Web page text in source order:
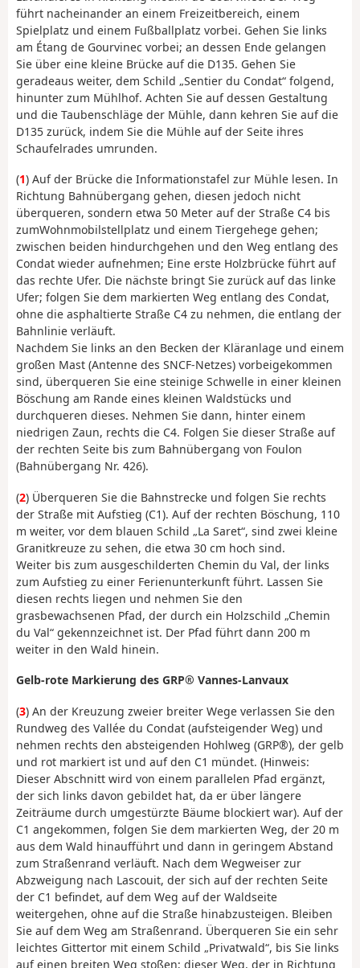
führt nacheinander an einem Freizeitbereich, einem
Spielplatz und einem Fußballplatz vorbei. Gehen Sie links
am Étang de Gourvinec vorbei; an dessen Ende gelangen
Sie über eine kleine Brücke auf die D135. Gehen Sie
geradeaus weiter, dem Schild „Sentier du Condat“ folgend,
hinunter zum Mühlhof. Achten Sie auf dessen Gestaltung
und die Taubenschläge der Mühle, dann kehren Sie auf die
D135 zurück, indem Sie die Mühle auf der Seite ihres
Schaufelrades umrunden.
(1) Auf der Brücke die Informationstafel zur Mühle lesen. In
Richtung Bahnübergang gehen, diesen jedoch nicht
überqueren, sondern etwa 50 Meter auf der Straße C4 bis
zumWohnmobilstellplatz und einem Tiergehege gehen;
zwischen beiden hindurchgehen und den Weg entlang des
Condat wieder aufnehmen; Eine erste Holzbrücke führt auf
das rechte Ufer. Die nächste bringt Sie zurück auf das linke
Ufer; folgen Sie dem markierten Weg entlang des Condat,
ohne die asphaltierte Straße C4 zu nehmen, die entlang der
Bahnlinie verläuft.
Nachdem Sie links an den Becken der Kläranlage und einem
großen Mast (Antenne des SNCF-Netzes) vorbeigekommen
sind, überqueren Sie eine steinige Schwelle in einer kleinen
Böschung am Rande eines kleinen Waldstücks und
durchqueren dieses. Nehmen Sie dann, hinter einem
niedrigen Zaun, rechts die C4. Folgen Sie dieser Straße auf
der rechten Seite bis zum Bahnübergang von Foulon
(Bahnübergang Nr. 426).
(2) Überqueren Sie die Bahnstrecke und folgen Sie rechts
der Straße mit Aufstieg (C1). Auf der rechten Böschung, 110
m weiter, vor dem blauen Schild „La Saret“, sind zwei kleine
Granitkreuze zu sehen, die etwa 30 cm hoch sind.
Weiter bis zum ausgeschilderten Chemin du Val, der links
zum Aufstieg zu einer Ferienunterkunft führt. Lassen Sie
diesen rechts liegen und nehmen Sie den
grasbewachsenen Pfad, der durch ein Holzschild „Chemin
du Val“ gekennzeichnet ist. Der Pfad führt dann 200 m
weiter in den Wald hinein.
Gelb-rote Markierung des GRP® Vannes-Lanvaux
(3) An der Kreuzung zweier breiter Wege verlassen Sie den
Rundweg des Vallée du Condat (aufsteigender Weg) und
nehmen rechts den absteigenden Hohlweg (GRP®), der gelb
und rot markiert ist und auf den C1 mündet. (Hinweis:
Dieser Abschnitt wird von einem parallelen Pfad ergänzt,
der sich links davon gebildet hat, da er über längere
Zeiträume durch umgestürzte Bäume blockiert war). Auf der
C1 angekommen, folgen Sie dem markierten Weg, der 20 m
aus dem Wald hinaufführt und dann in geringem Abstand
zum Straßenrand verläuft. Nach dem Wegweiser zur
Abzweigung nach Lascouit, der sich auf der rechten Seite
der C1 befindet, auf dem Weg auf der Waldseite
weitergehen, ohne auf die Straße hinabzusteigen. Bleiben
Sie auf dem Weg am Straßenrand. Überqueren Sie ein sehr
leichtes Gittertor mit einem Schild „Privatwald“, bis Sie links
auf einen breiten Weg stoßen; dieser Weg, der in Richtung